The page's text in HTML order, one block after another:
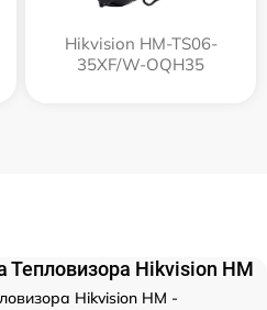
Hikvision HM-TS06-
35XF/W-OQH35
Тепловизора Hikvision HM
Hikvision HM -